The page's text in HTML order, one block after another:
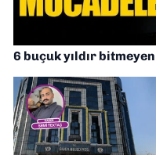
6 buçuk yıldır